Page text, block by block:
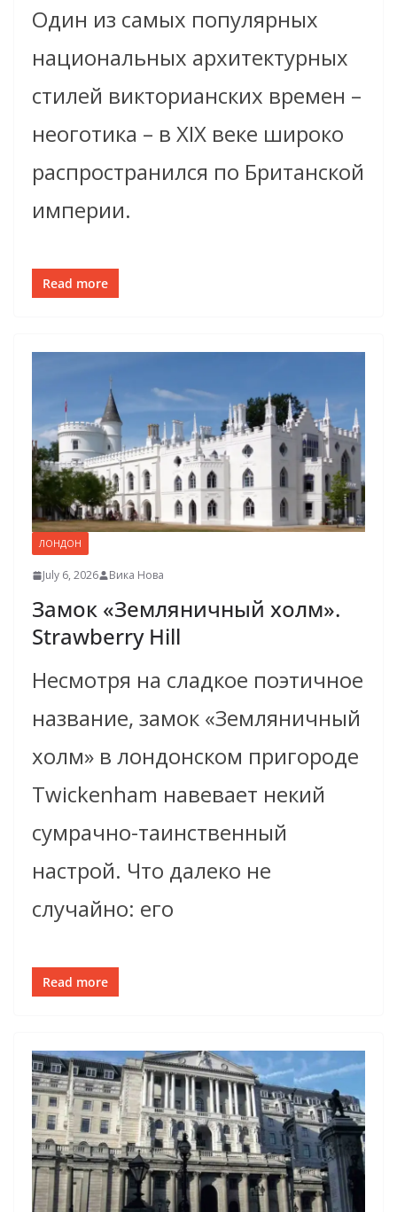
Один из самых популярных
национальных архитектурных
стилей викторианских времен –
неоготика – в XIX веке широко
распространился по Британской
империи.
Read more
ЛОНДОН
July 6, 2026 Вика Нова
Замок «Земляничный холм».
Strawberry Hill
Несмотря на сладкое поэтичное
название, замок «Земляничный
холм» в лондонском пригороде
Twickenham навевает некий
сумрачно-таинственный
настрой. Что далеко не
случайно: его
Read more